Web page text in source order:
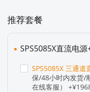
推荐套餐
SPS5085X直流电
SPS5085X 三通道
保/48小时内发货/
在线客服）